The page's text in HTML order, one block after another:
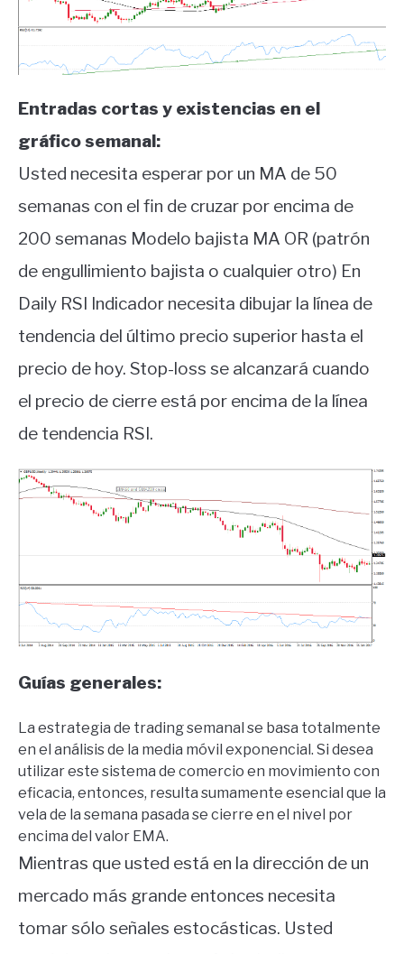
Entradas cortas y existencias en el
gráfico semanal:
Usted necesita esperar por un MA de 50
semanas con el fin de cruzar por encima de
200 semanas Modelo bajista MA OR (patrón
de engullimiento bajista o cualquier otro) En
Daily RSI Indicador necesita dibujar la línea de
tendencia del último precio superior hasta el
precio de hoy. Stop-loss se alcanzará cuando
el precio de cierre está por encima de la línea
de tendencia RSI.
Guías generales:
La estrategia de trading semanal se basa totalmente
en el análisis de la media móvil exponencial. Si desea
utilizar este sistema de comercio en movimiento con
eficacia, entonces, resulta sumamente esencial que la
vela de la semana pasada se cierre en el nivel por
encima del valor EMA.
Mientras que usted está en la dirección de un
mercado más grande entonces necesita
tomar sólo señales estocásticas. Usted